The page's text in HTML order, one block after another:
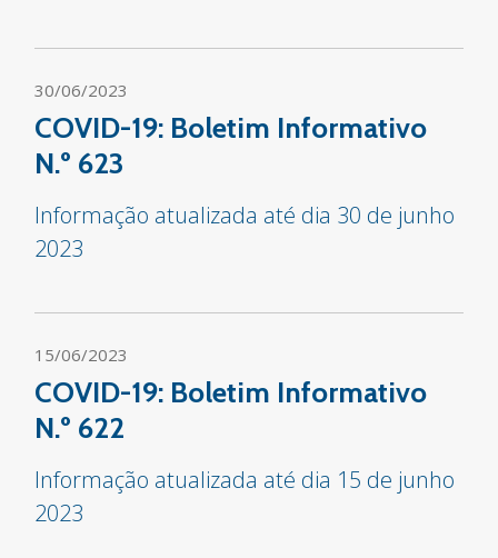
30/06/2023
COVID-19: Boletim Informativo
N.º 623
Informação atualizada até dia 30 de junho
2023
15/06/2023
COVID-19: Boletim Informativo
N.º 622
Informação atualizada até dia 15 de junho
2023